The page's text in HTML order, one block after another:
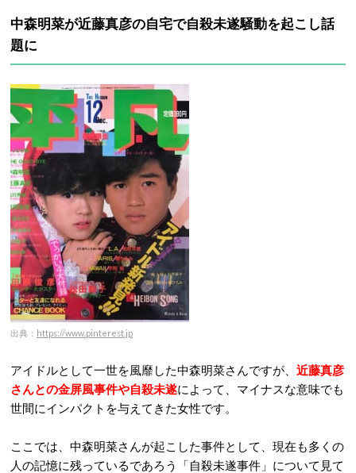
中森明菜が近藤真彦の自宅で自殺未遂騒動を起こし話
題に
出典： https://www.pinterest.jp
アイドルとして一世を風靡した中森明菜さんですが、 近藤真彦
さんとの金屏風事件や自殺未遂によって、マイナスな意味でも
世間にインパクトを与えてきた女性です。
ここでは、中森明菜さんが起こした事件として、現在も多くの
人の記憶に残っているであろう「自殺未遂事件」について見て